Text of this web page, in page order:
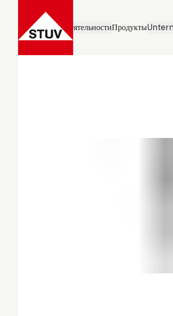
Направления деятельностиПродукты